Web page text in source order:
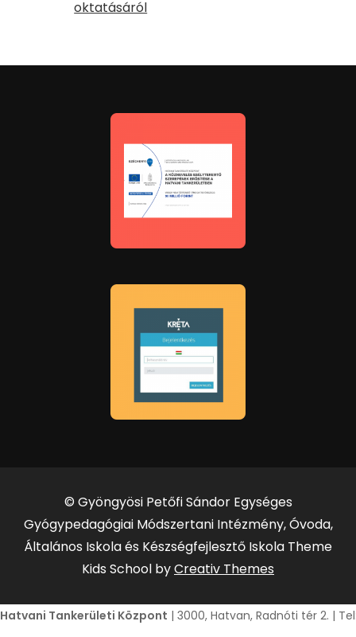
oktatásáról
© Gyöngyösi Petőfi Sándor Egységes
Gyógypedagógiai Módszertani Intézmény, Óvoda,
Általános Iskola és Készségfejlesztő Iskola Theme
Kids School byCreativ Themes
Hatvani Tankerületi Központ | 3000, Hatvan, Radnóti tér 2. |